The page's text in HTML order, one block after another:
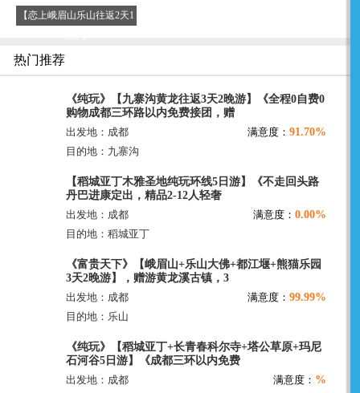
【恋上峨眉山乐山往返2天1
热门推荐
《纯玩》【九寨沟黄龙往返3天2晚游】《全程0自费0
购物成都三环路以内免费接团，赠
出发地：成都 满意度：91.70%
目的地：九寨沟
【稻城亚丁木雅圣地纯玩环线5日游】《不走回头路
丹巴进康定出，精品2-12人轻奢
出发地：成都 满意度：0.00%
目的地：稻城亚丁
《富贵天下》【峨眉山+乐山大佛+都江堰+熊猫乐园
3天2晚游】，赠游黄龙溪古镇，3
出发地：成都 满意度：99.99%
目的地：乐山
《纯玩》【稻城亚丁+长青春科尔寺+塔公草原+玛尼
石河谷5日游】《成都三环以内免费
出发地：成都 满意度： %